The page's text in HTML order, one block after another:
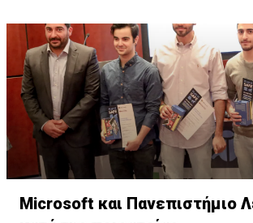
Κυπριακές Αερογραμμές, σύμφωνα με
που έδωσε ο Πρόεδρος σε συνάντησή
Εκτελεστική Επιτροπή της ΣΕΚ.
Σε δηλώσεις του μετά τη συνάντηση
Γενικός Γραμματέας της ΣΕΚ Νίκος
ότι «έχουμε καταθέσει σημαντικά
αφορούν τους εργαζόμενους σήμερα,
απόψεις μας για την αντιμετώπιση της
θέμα του ΓεΣΥ, τα προβλήματα των
το θέμα της προστασίας της κύριας
Microsoft και Πανεπιστήμιο